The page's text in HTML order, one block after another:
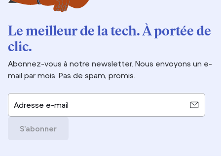
Le meilleur de la tech. À portée de
clic.
Abonnez-vous à notre newsletter. Nous envoyons un e-
mail par mois. Pas de spam, promis.
Adresse e-mail
S’abonner